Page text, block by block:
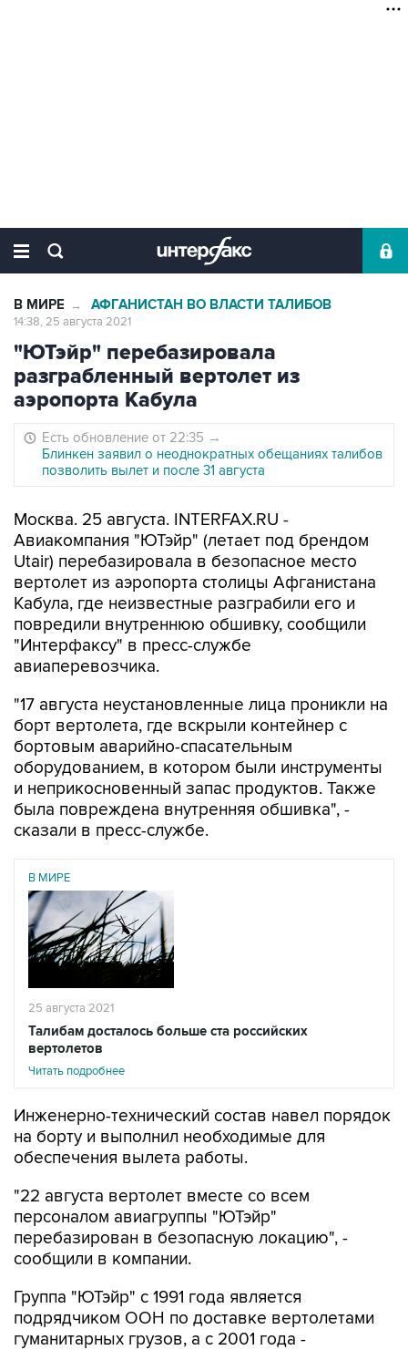
В МИРЕ → АФГАНИСТАН ВО ВЛАСТИ ТАЛИБОВ
14:38, 25 августа 2021
"ЮТэйр" перебазировала
разграбленный вертолет из
аэропорта Кабула
Есть обновление от 22:35 →
Блинкен заявил о неоднократных обещаниях талибов
позволить вылет и после 31 августа
Москва. 25 августа. INTERFAX.RU -
Авиакомпания "ЮТэйр" (летает под брендом
Utair) перебазировала в безопасное место
вертолет из аэропорта столицы Афганистана
Кабула, где неизвестные разграбили его и
повредили внутреннюю обшивку, сообщили
"Интерфаксу" в пресс-службе
авиаперевозчика.
"17 августа неустановленные лица проникли на
борт вертолета, где вскрыли контейнер с
бортовым аварийно-спасательным
оборудованием, в котором были инструменты
и неприкосновенный запас продуктов. Также
была повреждена внутренняя обшивка", -
сказали в пресс-службе.
В МИРЕ
25 августа 2021
Талибам досталось больше ста российских
вертолетов
Читать подробнее
Инженерно-технический состав навел порядок
на борту и выполнил необходимые для
обеспечения вылета работы.
"22 августа вертолет вместе со всем
персоналом авиагруппы "ЮТэйр"
перебазирован в безопасную локацию", -
сообщили в компании.
Группа "ЮТэйр" с 1991 года является
подрядчиком ООН по доставке вертолетами
гуманитарных грузов, а с 2001 года -